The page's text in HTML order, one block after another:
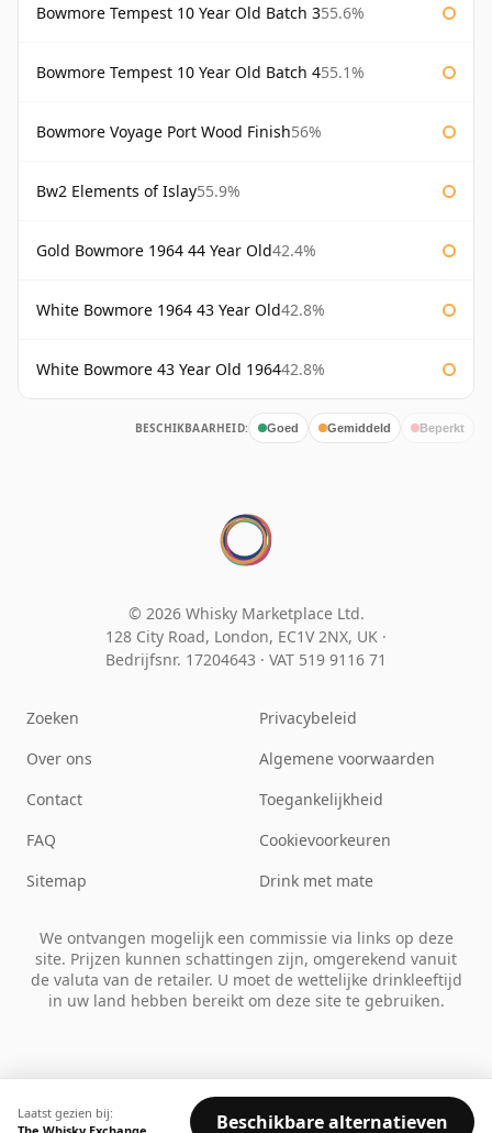
Bowmore Tempest 10 Year Old Batch 355.6%
Bowmore Tempest 10 Year Old Batch 455.1%
Bowmore Voyage Port Wood Finish56%
Bw2 Elements of Islay55.9%
Gold Bowmore 1964 44 Year Old42.4%
White Bowmore 1964 43 Year Old42.8%
White Bowmore 43 Year Old 196442.8%
BESCHIKBAARHEID: Goed Gemiddeld Beperkt
Laatst gezien bij:
Beschikbare alternatieven
© 2026 Whisky Marketplace Ltd.
128 City Road, London, EC1V 2NX, UK ·
Bedrijfsnr. 17204643 · VAT 519 9116 71
Zoeken
Over ons
Contact
FAQ
Sitemap
Privacybeleid
Algemene voorwaarden
Toegankelijkheid
Cookievoorkeuren
Drink met mate
We ontvangen mogelijk een commissie via links op deze
site. Prijzen kunnen schattingen zijn, omgerekend vanuit
de valuta van de retailer. U moet de wettelijke drinkleeftijd
in uw land hebben bereikt om deze site te gebruiken.